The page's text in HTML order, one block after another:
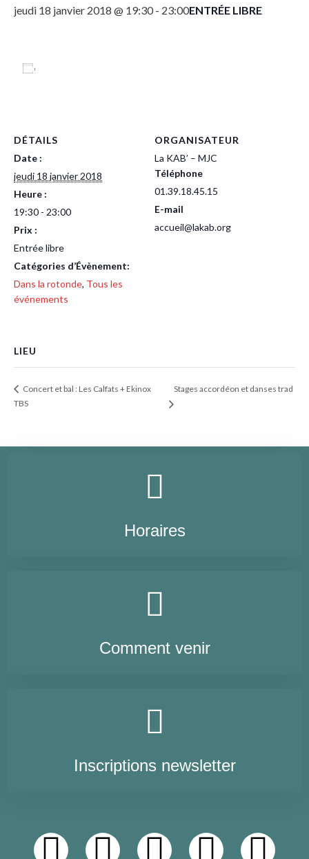
jeudi 18 janvier 2018 @ 19:30- 23:00ENTRÉE LIBRE
DÉTAILS
Date :
jeudi 18 janvier 2018
Heure :
19:30 - 23:00
Prix :
Entrée libre
Catégories d’Évènement:
Dans la rotonde, Tous les
événements
ORGANISATEUR
La KAB’ – MJC
Téléphone
01.39.18.45.15
E-mail
accueil@lakab.org
LIEU
Concert et bal : Les Calfats + Ekinox
TBS
Stages accordéon et danses trad
Horaires
Comment venir
Inscriptions newsletter